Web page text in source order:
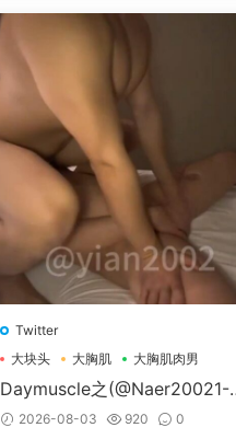
Twitter
大块头
大胸肌 大胸肌肉男
Daymuscle之(@Naer20021-
纳尔）
2026-08-03 920 0